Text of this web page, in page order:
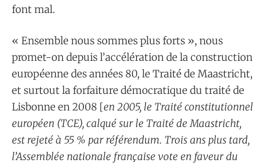
font mal.
« Ensemble nous sommes plus forts », nous
promet-on depuis l’accélération de la construction
européenne des années 80, le Traité de Maastricht,
et surtout la forfaiture démocratique du traité de
Lisbonne en 2008 [en 2005, le Traité constitutionnel
européen (TCE), calqué sur le Traité de Maastricht,
est rejeté à 55 % par référendum. Trois ans plus tard,
l’Assemblée nationale française vote en faveur du